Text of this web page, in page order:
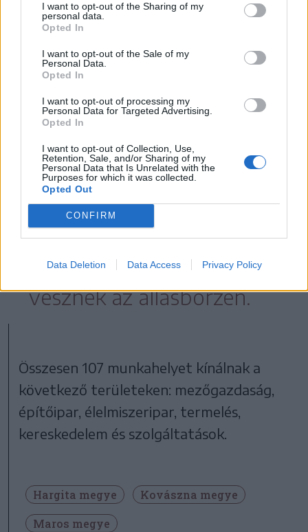
I want to opt-out of the Sharing of my
personal data.
Opted In
I want to opt-out of the Sale of my
Personal Data.
Opted In
I want to opt-out of processing my
Personal Data for Targeted Advertising.
Opted In
I want to opt-out of Collection, Use,
Retention, Sale, and/or Sharing of my
Personal Data that Is Unrelated with the
Purposes for which it was collected.
Opted Out
CONFIRM
Data Deletion Data Access Privacy Policy
Sepsiszentgyörgyön tart állásbörzét a
pályakezdő fiatalok számára. A
rendezvényt a Golgota vendéglőben, az
Andrei Șaguna utca 7. szám alatt tartják
pénteken délelőtt fél tíztől.
Az ügynökség munkatársai
több mint 231 gazdasági
szereplővel vették fel a
kapcsolatot, akik közül 19-
en jelezték, hogy részt
vesznek az állásbörzén.
Összesen 107 munkahelyet kínálnak a
következő területeken: mezőgazdaság,
építőipar, élelmiszeripar, termelés,
kereskedelem és szolgáltatások.
Hargita megye
Kovászna megye
Maros megye